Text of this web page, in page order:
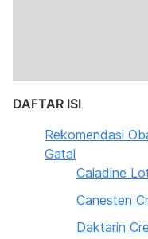
DAFTAR ISI
Rekomendasi
Gatal
Caladine
Canesten
Daktarin